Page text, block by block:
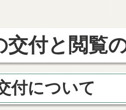
交付と閲覧
付について